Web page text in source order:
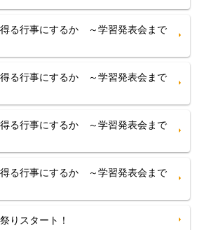
る行事にするか ～学習発表会まで
る行事にするか ～学習発表会まで
る行事にするか ～学習発表会まで
る行事にするか ～学習発表会まで
りスタート！